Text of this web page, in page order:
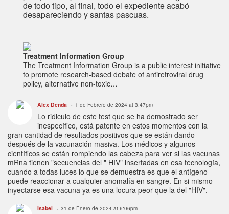
de todo tipo, al final, todo el expediente acabó
desapareciendo y santas pascuas.
Treatment Information Group
The Treatment Information Group is a public interest initiative
to promote research-based debate of antiretroviral drug
policy, alternative non-toxic…
Alex Denda 1 de Febrero de 2024 at 3:47pm
Lo ridiculo de este test que se ha demostrado ser
inespecífico, está patente en estos momentos con la
gran cantidad de resultados positivos que se están dando
después de la vacunación masiva. Los médicos y algunos
científicos se están rompiendo las cabeza para ver si las vacunas
mRna tienen "secuencias del " HIV" insertadas en esa tecnología,
cuando a todas luces lo que se demuestra es que el antígeno
puede reaccionar a cualquier anomalía en sangre. En si mismo
inyectarse esa vacuna ya es una locura peor que la del "HIV".
Isabel 31 de Enero de 2024 at 6:06pm